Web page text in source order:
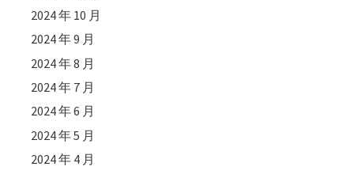
2024 年 10 月
2024 年 9 月
2024 年 8 月
2024 年 7 月
2024 年 6 月
2024 年 5 月
2024 年 4 月